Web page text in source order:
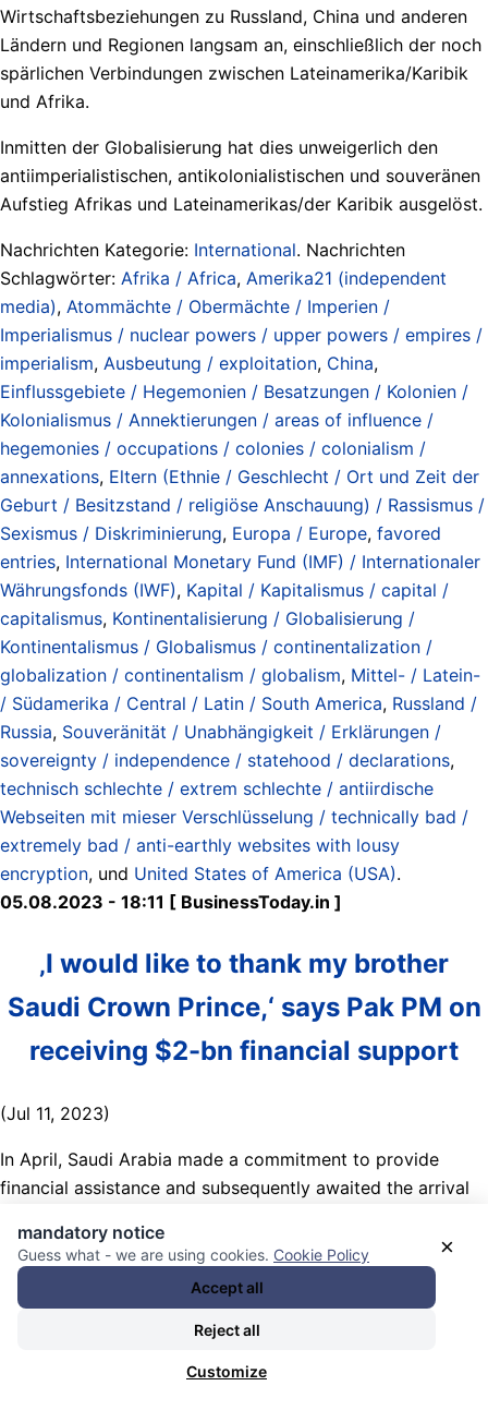
Wirtschaftsbeziehungen zu Russland, China und anderen
Ländern und Regionen langsam an, einschließlich der noch
spärlichen Verbindungen zwischen Lateinamerika/Karibik
und Afrika.
Inmitten der Globalisierung hat dies unweigerlich den
antiimperialistischen, antikolonialistischen und souveränen
Aufstieg Afrikas und Lateinamerikas/der Karibik ausgelöst.
Nachrichten Kategorie: International. Nachrichten
Schlagwörter: Afrika / Africa, Amerika21 (independent
media), Atommächte / Obermächte / Imperien /
Imperialismus / nuclear powers / upper powers / empires /
imperialism, Ausbeutung / exploitation, China,
Einflussgebiete / Hegemonien / Besatzungen / Kolonien /
Kolonialismus / Annektierungen / areas of influence /
hegemonies / occupations / colonies / colonialism /
annexations, Eltern (Ethnie / Geschlecht / Ort und Zeit der
Geburt / Besitzstand / religiöse Anschauung) / Rassismus /
Sexismus / Diskriminierung, Europa / Europe, favored
entries, International Monetary Fund (IMF) / Internationaler
Währungsfonds (IWF), Kapital / Kapitalismus / capital /
capitalismus, Kontinentalisierung / Globalisierung /
Kontinentalismus / Globalismus / continentalization /
globalization / continentalism / globalism, Mittel- / Latein-
/ Südamerika / Central / Latin / South America, Russland /
Russia, Souveränität / Unabhängigkeit / Erklärungen /
sovereignty / independence / statehood / declarations,
technisch schlechte / extrem schlechte / antiirdische
Webseiten mit mieser Verschlüsselung / technically bad /
extremely bad / anti-earthly websites with lousy
encryption, und United States of America (USA).
05.08.2023 - 18:11 [ BusinessToday.in ]
‚I would like to thank my brother
Saudi Crown Prince,‘ says Pak PM on
receiving $2-bn financial support
(Jul 11, 2023)
In April, Saudi Arabia made a commitment to provide
financial assistance and subsequently awaited the arrival
(IMF) before depositing it into the State Bank of Pakistan.
This much-needed support will help bolster the central
declined to a level barely sufficient to cover a month‘s
worth of regulated imports.
×
mandatory notice
Guess what - we are using cookies. Cookie Policy
Accept all
Reject all
Customize